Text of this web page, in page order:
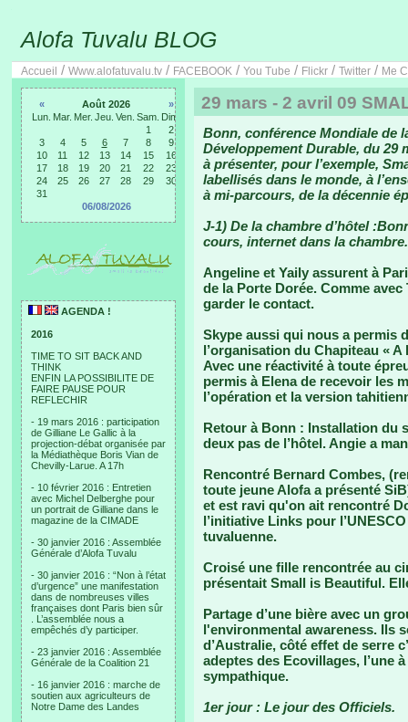
Alofa Tuvalu BLOG
Accueil / Www.alofatuvalu.tv / FACEBOOK / You Tube / Flickr / Twitter / Me
« Août 2026
»
Lun. Mar. Mer. Jeu. Ven. Sam. Dim.
1
2
3
4 5 6 7 8
9
10
11 12 13 14 15
16
17
18 19 20 21 22
23
24
25 26 27 28 29
30
31
06/08/2026
AGENDA !
2016
TIME TO SIT BACK AND
THINK
ENFIN LA POSSIBILITE DE
FAIRE PAUSE POUR
REFLECHIR
- 19 mars 2016 : participation
de Gilliane Le Gallic à la
projection-débat organisée par
la Médiathèque Boris Vian de
Chevilly-Larue. A 17h
- 10 février 2016 : Entretien
avec Michel Delberghe pour
un portrait de Gilliane dans le
magazine de la CIMADE
- 30 janvier 2016 : Assemblée
Générale d’Alofa Tuvalu
- 30 janvier 2016 : “Non à l’état
d’urgence” une manifestation
dans de nombreuses villes
françaises dont Paris bien sûr
. L’assemblée nous a
empêchés d’y participer.
- 23 janvier 2016 : Assemblée
Générale de la Coalition 21
- 16 janvier 2016 : marche de
soutien aux agriculteurs de
Notre Dame des Landes
29 mars - 2 avril 09
Bonn, conférence Mondiale de
Développement Durable, du 29
à présenter, pour l’exemple,
labellisés dans le monde, à
à mi-parcours, de la décennie
J-1) De la chambre d’hôtel
cours, internet dans la chambre.
Angeline et Yaily assurent à
de la Porte Dorée. Comme
garder le contact.
Skype aussi qui nous a permis
l’organisation du Chapiteau «
Avec une réactivité à toute
permis à Elena de recevoir les
l’opération et la version
Retour à Bonn : Installation du
deux pas de l’hôtel. Angie a
Rencontré Bernard Combes,
toute jeune Alofa a présenté
et est ravi qu'on ait rencontré
l’initiative Links pour
tuvaluenne.
Croisé une fille rencontrée au
présentait Small is Beautiful.
Partage d’une bière avec un
l'environmental awareness. Ils
d’Australie, côté effet de serre
adeptes des Ecovillages, l’une
sympathique.
1er jour : Le jour des Officiels.